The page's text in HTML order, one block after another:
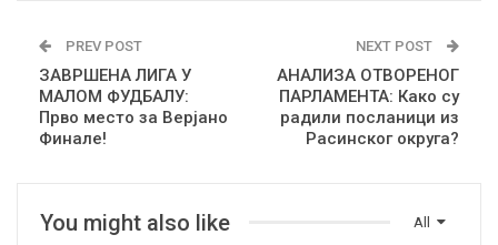
PREV POST
ЗАВРШЕНА ЛИГА У
МАЛОМ ФУДБАЛУ:
Прво место за Верјано
Финале!
NEXT POST
АНАЛИЗА ОТВОРЕНОГ
ПАРЛАМЕНТА: Како су
радили посланици из
Расинског округа?
All
You might also like